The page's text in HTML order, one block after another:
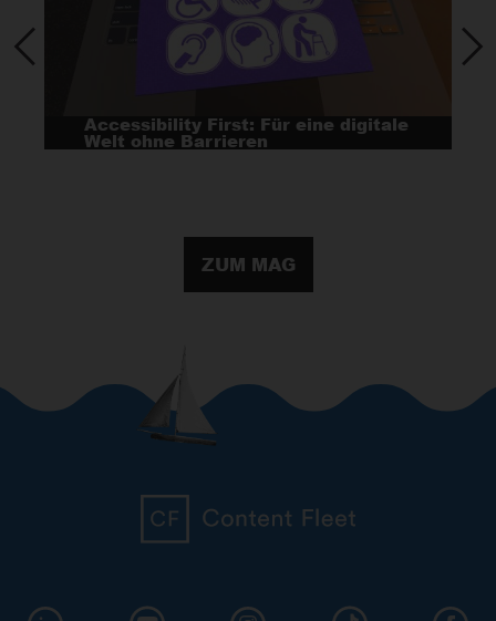
Accessibility First: Für eine digitale
Welt ohne Barrieren
ZUM MAG